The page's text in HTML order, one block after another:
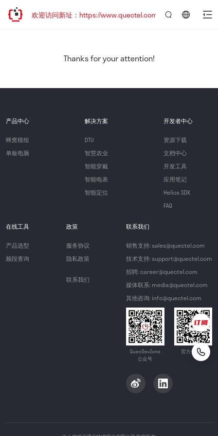
已迁移，欢迎访问新址：https://www.quectel.com.cn
Thanks for your attention!
产品中心
蜂窝模组
单板电脑
解决方案
DTU
智慧农业
智能穿戴
智能电表
智能定位
开发者中心
资源下载
文档中心
开发工具
应用笔记
Helios SDK
FAQ
在线工具
产品选型
频段查询
政策
服务协议
隐私政策
联系我们
联系我们
销售支持: sales@quectel.com
技术支持: support@quectel.com
招聘: career@quectel.com
媒体联系: media@quectel.com
其他咨询: info@quectel.com
QuecDevZone
公众号
官方公众号